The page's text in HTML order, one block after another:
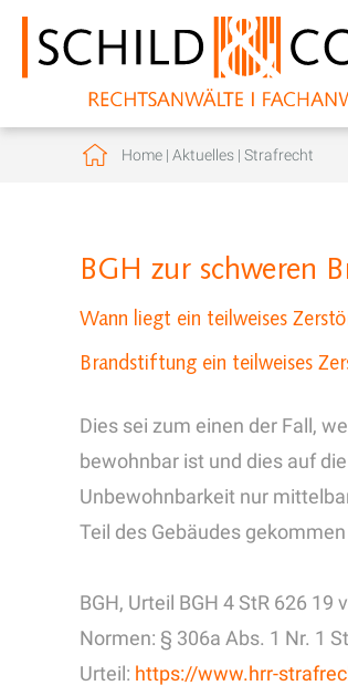
Home| Aktuelles| Strafrecht
BGH zur schweren
Wann liegt ein teilweises
Brandstiftung ein teilweises
Dies sei zum einen der Fall,
bewohnbar ist und dies auf
Unbewohnbarkeit nur
Teil des Gebäudes
BGH, Urteil BGH 4 StR 626 19
Normen: § 306a Abs. 1 Nr. 1
Urteil: https://www.hrr-